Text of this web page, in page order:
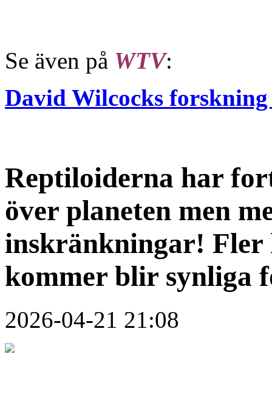
Se även på WTV:
David Wilcocks
Reptiloiderna har
över planeten men
inskränkningar! Fler
kommer blir synliga
2026-04-21 21:08